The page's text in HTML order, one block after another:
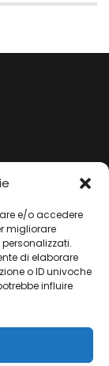
e/o accedere
migliorare
di elaborare
o ID univoche
influire
Sede Legale: